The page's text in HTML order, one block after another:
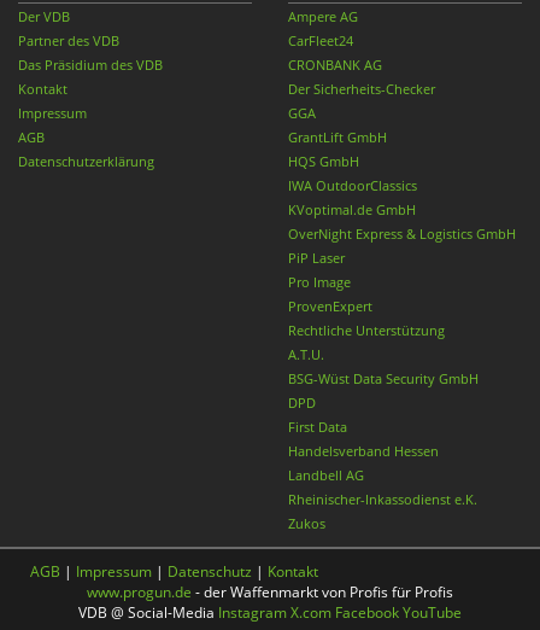
Der VDB
Partner des VDB
Das Präsidium des VDB
Kontakt
Impressum
AGB
Datenschutzerklärung
Ampere AG
CarFleet24
CRONBANK AG
Der Sicherheits-Checker
GGA
GrantLift GmbH
HQS GmbH
IWA OutdoorClassics
KVoptimal.de GmbH
OverNight Express & Logistics GmbH
PiP Laser
Pro Image
ProvenExpert
Rechtliche Unterstützung
A.T.U.
BSG-Wüst Data Security GmbH
DPD
First Data
Handelsverband Hessen
Landbell AG
Rheinischer-Inkassodienst e.K.
Zukos
AGB | Impressum | Datenschutz | Kontakt
www.progun.de - der Waffenmarkt von Profis für Profis
VDB @ Social-Media InstagramX.com FacebookYouTube